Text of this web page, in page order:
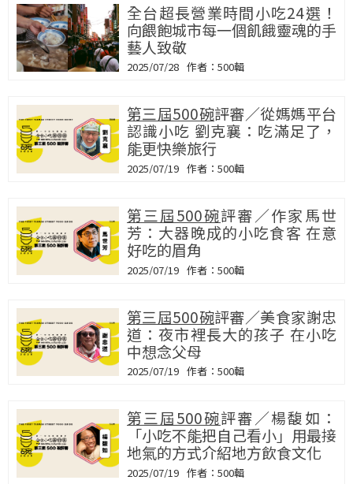
全台超長營業時間小吃24選！
向餵飽城市每一個飢餓靈魂的手
藝人致敬
2025/07/28 500輯
第三屆500碗評審／從媽媽平台
認識小吃 劉克襄：吃滿足了，
能更快樂旅行
2025/07/19 500輯
第三屆500碗評審／作家馬世
芳：大器晚成的小吃食客 在意
好吃的眉角
2025/07/19 500輯
第三屆500碗評審／美食家謝忠
道：夜市裡長大的孩子 在小吃
中想念父母
2025/07/19 500輯
第三屆500碗評審／楊馥如：
「小吃不能把自己看小」用最接
地氣的方式介紹地方飲食文化
2025/07/19 500輯